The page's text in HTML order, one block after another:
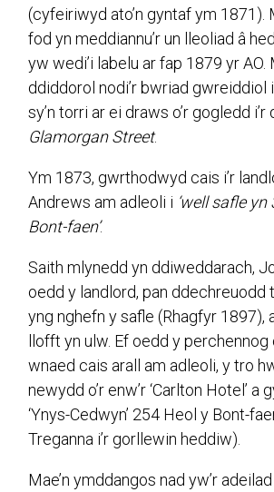
(cyfeiriwyd ato’n gyntaf ym 1871).
fod yn meddiannu’r un lleoliad â
yw wedi’i labelu ar fap 1879 yr AO.
ddiddorol nodi’r bwriad gwreiddiol
sy’n torri ar ei draws o’r gogledd i’r
Glamorgan Street.
Ym 1873, gwrthodwyd cais i’r
Andrews am adleoli i ‘well safle
Bont-faen’.
Saith mlynedd yn ddiweddarach,
oedd y landlord, pan ddechreuodd
yng nghefn y safle (Rhagfyr 1897),
llofft yn ulw. Ef oedd y perchennog
wnaed cais arall am adleoli, y tro
newydd o’r enw’r ‘Carlton Hotel’ a
‘Ynys-Cedwyn’ 254 Heol y Bont-
Treganna i’r gorllewin heddiw).
Mae’n ymddangos nad yw’r